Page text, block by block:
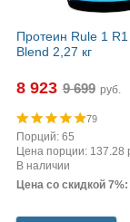
Протеин Rule 1
Blend 2,27 кг
8 923 руб.
79
Порций: 65
Цена порции: 137.28
В наличии
Цена со скидкой